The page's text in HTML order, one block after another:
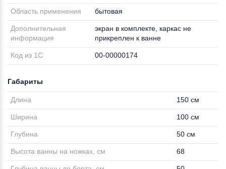
Область применения бытовая
Дополнительная
информация
экран в комплекте, каркас не
прикреплен к ванне
Код из 1С 00-00000174
Габариты
Длина 150 см
Ширина 100 см
Глубина 50 см
Высота ванны на ножках, см 68